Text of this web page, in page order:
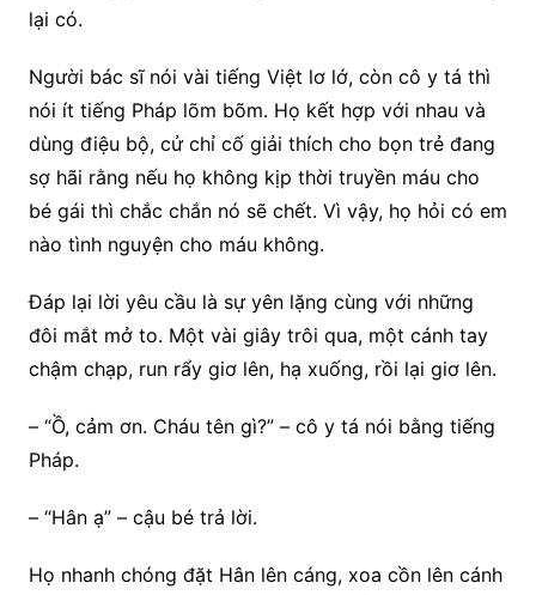
lại có.
Người bác sĩ nói vài tiếng Việt lơ lớ, còn cô y tá thì
nói ít tiếng Pháp lõm bõm. Họ kết hợp với nhau và
dùng điệu bộ, cử chỉ cố giải thích cho bọn trẻ đang
sợ hãi rằng nếu họ không kịp thời truyền máu cho
bé gái thì chắc chắn nó sẽ chết. Vì vậy, họ hỏi có em
nào tình nguyện cho máu không.
Đáp lại lời yêu cầu là sự yên lặng cùng với những
đôi mắt mở to. Một vài giây trôi qua, một cánh tay
chậm chạp, run rẩy giơ lên, hạ xuống, rồi lại giơ lên.
– “Ồ, cảm ơn. Cháu tên gì?” – cô y tá nói bằng tiếng
Pháp.
– “Hân ạ” – cậu bé trả lời.
Họ nhanh chóng đặt Hân lên cáng, xoa cồn lên cánh